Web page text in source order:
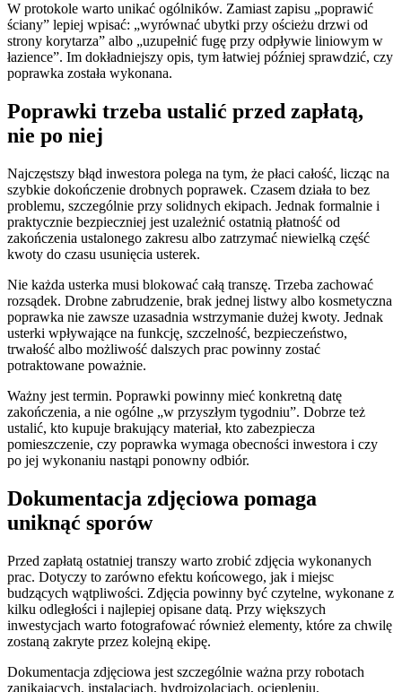
W protokole warto unikać ogólników. Zamiast zapisu „poprawić
ściany” lepiej wpisać: „wyrównać ubytki przy ościeżu drzwi od
strony korytarza” albo „uzupełnić fugę przy odpływie liniowym w
łazience”. Im dokładniejszy opis, tym łatwiej później sprawdzić, czy
poprawka została wykonana.
Poprawki trzeba ustalić przed zapłatą,
nie po niej
Najczęstszy błąd inwestora polega na tym, że płaci całość, licząc na
szybkie dokończenie drobnych poprawek. Czasem działa to bez
problemu, szczególnie przy solidnych ekipach. Jednak formalnie i
praktycznie bezpieczniej jest uzależnić ostatnią płatność od
zakończenia ustalonego zakresu albo zatrzymać niewielką część
kwoty do czasu usunięcia usterek.
Nie każda usterka musi blokować całą transzę. Trzeba zachować
rozsądek. Drobne zabrudzenie, brak jednej listwy albo kosmetyczna
poprawka nie zawsze uzasadnia wstrzymanie dużej kwoty. Jednak
usterki wpływające na funkcję, szczelność, bezpieczeństwo,
trwałość albo możliwość dalszych prac powinny zostać
potraktowane poważnie.
Ważny jest termin. Poprawki powinny mieć konkretną datę
zakończenia, a nie ogólne „w przyszłym tygodniu”. Dobrze też
ustalić, kto kupuje brakujący materiał, kto zabezpiecza
pomieszczenie, czy poprawka wymaga obecności inwestora i czy
po jej wykonaniu nastąpi ponowny odbiór.
Dokumentacja zdjęciowa pomaga
uniknąć sporów
Przed zapłatą ostatniej transzy warto zrobić zdjęcia wykonanych
prac. Dotyczy to zarówno efektu końcowego, jak i miejsc
budzących wątpliwości. Zdjęcia powinny być czytelne, wykonane z
kilku odległości i najlepiej opisane datą. Przy większych
inwestycjach warto fotografować również elementy, które za chwilę
zostaną zakryte przez kolejną ekipę.
Dokumentacja zdjęciowa jest szczególnie ważna przy robotach
zanikających, instalacjach, hydroizolacjach, ociepleniu,